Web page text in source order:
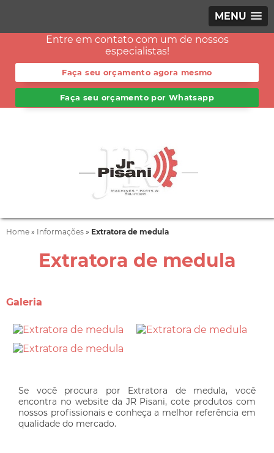
MENU
Entre em contato com um de nossos
especialistas!
Faça seu orçamento agora mesmo
Faça seu orçamento por Whatsapp
Home » Informações » Extratora de medula
Extratora de medula
Galeria
Se você procura por Extratora de medula, você
encontra no website da JR Pisani, cote produtos com
nossos profissionais e conheça a melhor referência em
qualidade do mercado.